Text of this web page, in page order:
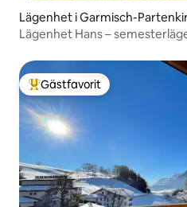
Lägenhet i Garmisch-
Lägenhet Hans –
Populär gästfavorit
Gästfavorit